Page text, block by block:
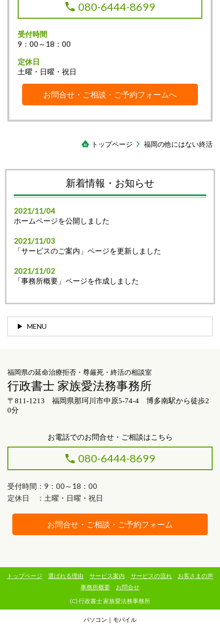
080-6444-8699
受付時間
9：00～18：00
定休日
土曜・日曜・祝日
お問合せ・ご相談・ご予約フォームへ
トップページ 福岡の他にはない終活
新着情報・お知らせ
2021/11/04
ホームページを公開しました
2021/11/03
「サービスのご案内」ページを更新しました
2021/11/02
「事務所概要」ページを作成しました
MENU
福岡県の延命治療拒否・尊厳死・終活の相談室
行政書士 家族愛法務事務所
〒811-1213 福岡県那珂川市中原5-74-4 博多南駅から徒歩2
0分
お電話でのお問合せ・ご相談はこちら
080-6444-8699
受付時間：9：00～18：00
定休日 ：土曜・日曜・祝日
お問合せ・ご相談・ご予約フォーム
(C) 行政書士 家族愛法務事務所
トップページ 選ばれる理由 サービス案内 サービスの流れ
お客さまの声
事務所概要
お問合せ
パソコン ｜モバイル